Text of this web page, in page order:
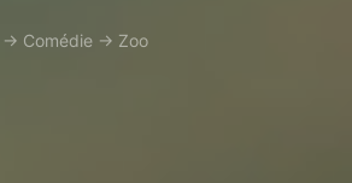
→ Comédie → Zoo